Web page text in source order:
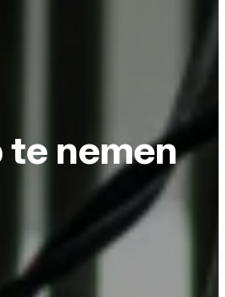
nemen